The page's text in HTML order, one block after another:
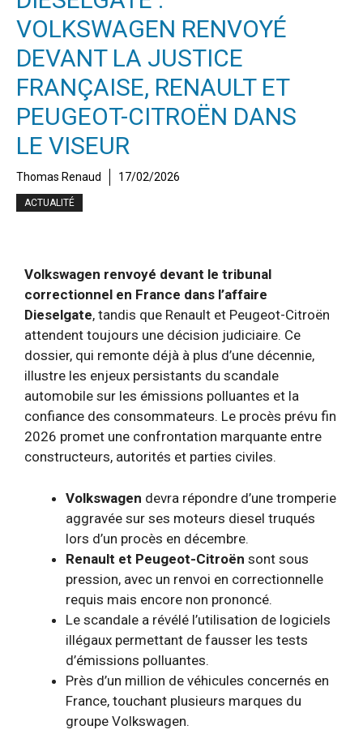
VOLKSWAGEN RENVOYÉ
DEVANT LA JUSTICE
FRANÇAISE, RENAULT ET
PEUGEOT-CITROËN DANS
LE VISEUR
Thomas Renaud 17/02/2026
ACTUALITÉ
Volkswagen renvoyé devant le tribunal
correctionnel en France dans l’affaire
Dieselgate, tandis que Renault et Peugeot-Citroën
attendent toujours une décision judiciaire. Ce
dossier, qui remonte déjà à plus d’une décennie,
illustre les enjeux persistants du scandale
automobile sur les émissions polluantes et la
confiance des consommateurs. Le procès prévu fin
2026 promet une confrontation marquante entre
constructeurs, autorités et parties civiles.
Volkswagen devra répondre d’une tromperie
aggravée sur ses moteurs diesel truqués
lors d’un procès en décembre.
Renault et Peugeot-Citroën sont sous
pression, avec un renvoi en correctionnelle
requis mais encore non prononcé.
Le scandale a révélé l’utilisation de logiciels
illégaux permettant de fausser les tests
d’émissions polluantes.
Près d’un million de véhicules concernés en
France, touchant plusieurs marques du
groupe Volkswagen.